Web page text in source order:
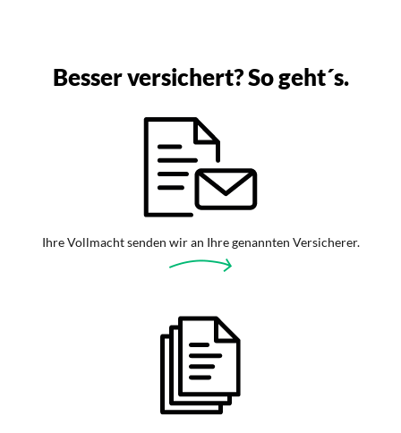
Besser versichert? So geht´s.
Ihre Vollmacht senden wir an Ihre genannten Versicherer.